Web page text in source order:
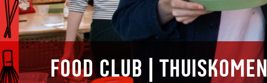
FOOD CLUB | THUISKOMEN